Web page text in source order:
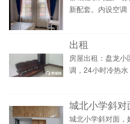
新配套。内设空调
出租
房屋出租：盘龙
调，24小时冷热
城北小学斜对
城北小学斜对面，